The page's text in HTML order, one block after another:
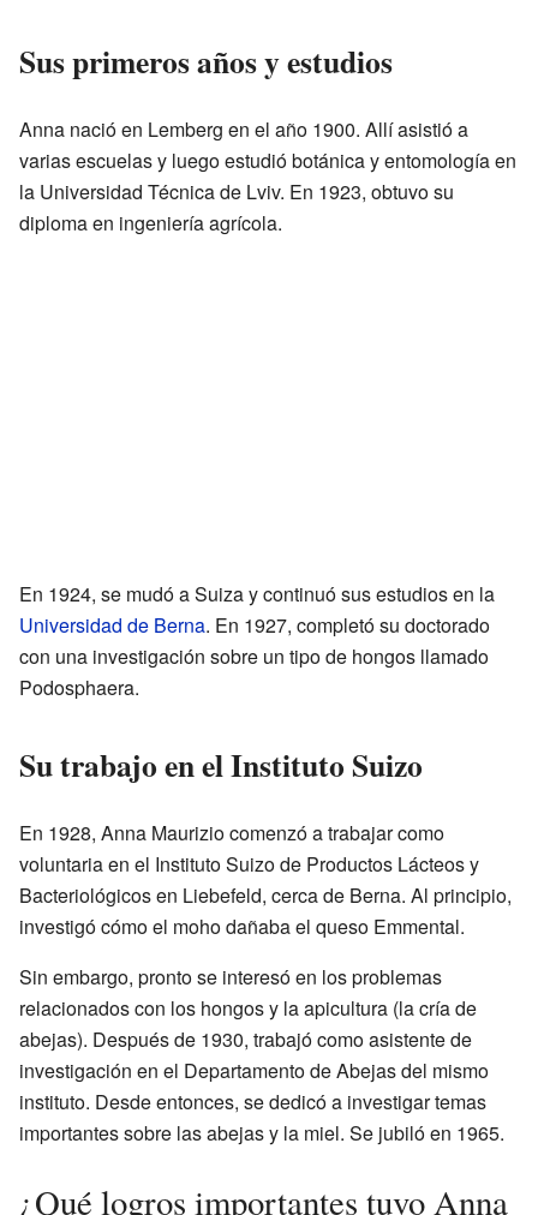
Sus primeros años y estudios
Anna nació en Lemberg en el año 1900. Allí asistió a
varias escuelas y luego estudió botánica y entomología en
la Universidad Técnica de Lviv. En 1923, obtuvo su
diploma en ingeniería agrícola.
En 1924, se mudó a Suiza y continuó sus estudios en la
Universidad de Berna. En 1927, completó su doctorado
con una investigación sobre un tipo de hongos llamado
Podosphaera.
Su trabajo en el Instituto Suizo
En 1928, Anna Maurizio comenzó a trabajar como
voluntaria en el Instituto Suizo de Productos Lácteos y
Bacteriológicos en Liebefeld, cerca de Berna. Al principio,
investigó cómo el moho dañaba el queso Emmental.
Sin embargo, pronto se interesó en los problemas
relacionados con los hongos y la apicultura (la cría de
abejas). Después de 1930, trabajó como asistente de
investigación en el Departamento de Abejas del mismo
instituto. Desde entonces, se dedicó a investigar temas
importantes sobre las abejas y la miel. Se jubiló en 1965.
¿Qué logros importantes tuvo Anna